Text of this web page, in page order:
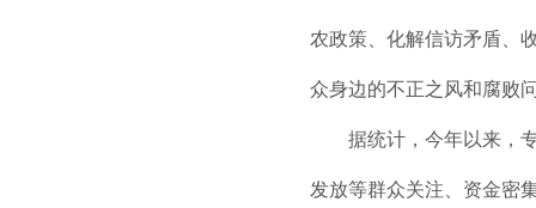
农政策、化解信访矛盾、
众身边的不正之风和腐败
据统计，今年以来，
发放等群众关注、资金密